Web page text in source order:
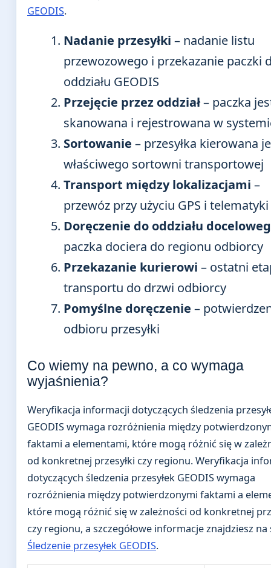
GEODIS.
Nadanie przesyłki – nadanie listu
przewozowego i przekazanie paczki
oddziału GEODIS
Przejęcie przez oddział– paczka
skanowana i rejestrowana w
Sortowanie – przesyłka kierowana
właściwego sortowni transportowej
Transport między lokalizacjami –
przewóz przy użyciu GPS i telematyki
Doręczenie do oddziału
paczka dociera do regionu odbiorcy
Przekazanie kurierowi – ostatni
transportu do drzwi odbiorcy
Pomyślne doręczenie –
odbioru przesyłki
Co wiemy na pewno, a co wymaga
wyjaśnienia?
Weryfikacja informacji dotyczących śledzenia
GEODIS wymaga rozróżnienia między
faktami a elementami, które mogą różnić się w
od konkretnej przesyłki czy regionu. Weryfikacja
dotyczących śledzenia przesyłek GEODIS wymaga
rozróżnienia między potwierdzonymi faktami a
które mogą różnić się w zależności od konkretnej
czy regionu, a szczegółowe informacje znajdziesz
Śledzenie przesyłek GEODIS.